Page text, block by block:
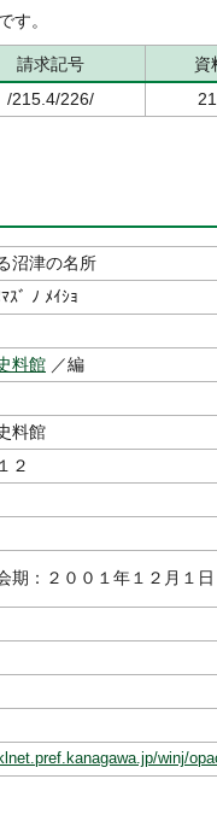
す。
請求記号
資
/215.4/226/
沼津の名所
ｽﾞ ﾉ ﾒｲｼｮ
料館 ／編
料館
２
期：２００１年１２月１
winj/